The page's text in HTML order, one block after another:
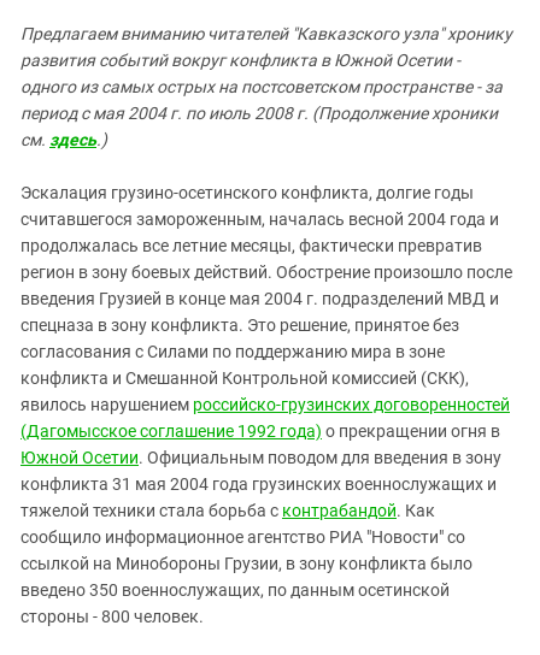
КАВКАЗ ЗА ПАЛЕСТИНУ
ИНАКОМЫСЛИЕ В ЧЕЧНЕ
ПРЕСЛЕДОВАНИЕ АКТИВИСТОВ
МОБИЛИЗАЦИЯ И ПРОТЕСТЫ
Ингушетия
Кабардино-Балкария
Калмыкия
Краснодарский край
Нагорный Карабах
Российская Федерация
Ростовская область
Северная Осетия - Алания
СКФО
Ставропольский край
Чечня
Южная Осетия
Южный Кавказ
Предлагаем вниманию читателей "Кавказского узла" хронику
развития событий вокруг конфликта в Южной Осетии -
одного из самых острых на постсоветском пространстве - за
период с мая 2004 г. по июль 2008 г. (Продолжение хроники
см. здесь.)
Эскалация грузино-осетинского конфликта, долгие годы
считавшегося замороженным, началась весной 2004 года и
продолжалась все летние месяцы, фактически превратив
регион в зону боевых действий. Обострение произошло после
введения Грузией в конце мая 2004 г. подразделений МВД и
спецназа в зону конфликта. Это решение, принятое без
согласования с Силами по поддержанию мира в зоне
конфликта и Смешанной Контрольной комиссией (СКК),
явилось нарушением российско-грузинских договоренностей
(Дагомысское соглашение 1992 года) о прекращении огня в
Южной Осетии. Официальным поводом для введения в зону
конфликта 31 мая 2004 года грузинских военнослужащих и
тяжелой техники стала борьба с контрабандой. Как
сообщило информационное агентство РИА "Новости" со
ссылкой на Минобороны Грузии, в зону конфликта было
введено 350 военнослужащих, по данным осетинской
стороны - 800 человек.